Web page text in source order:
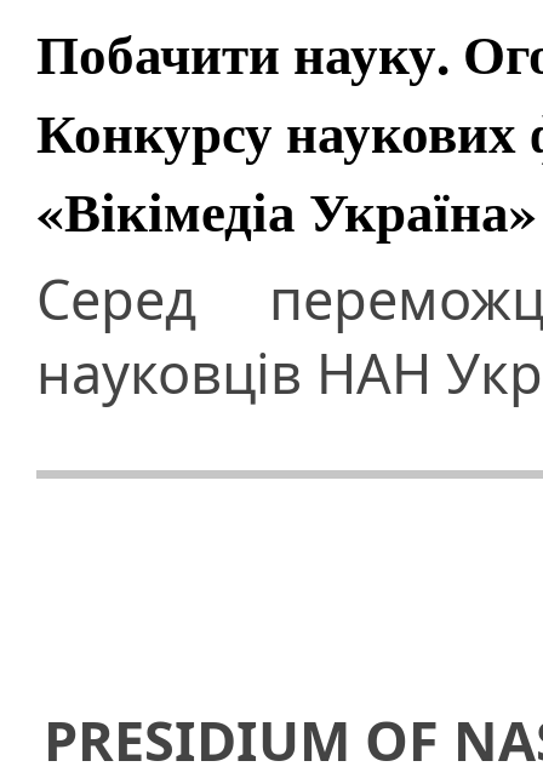
Побачити науку.
Конкурсу наукових
«Вікімедіа Україна»
Серед
науковців НАН
PRESIDIUM OF